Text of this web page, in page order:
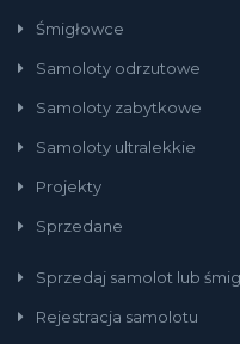
Śmigłowce
Samoloty odrzutowe
Samoloty zabytkowe
Samoloty ultralekkie
Projekty
Sprzedane
Sprzedaj samolot lub
Rejestracja samolotu